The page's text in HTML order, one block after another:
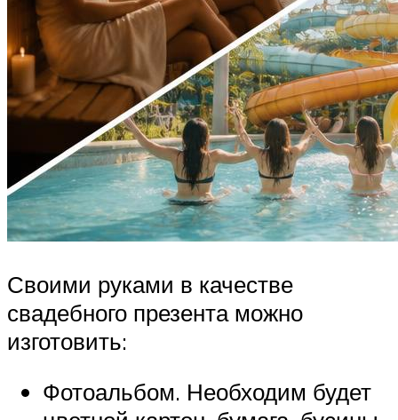
Своими руками в качестве
свадебного презента можно
изготовить:
Фотоальбом. Необходим будет